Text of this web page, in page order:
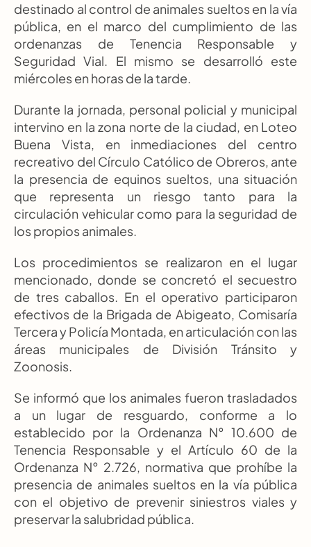
destinado al control de animales sueltos en la vía
pública, en el marco del cumplimiento de las
ordenanzas de Tenencia Responsable y
Seguridad Vial. El mismo se desarrolló este
miércoles en horas de la tarde.
Durante la jornada, personal policial y municipal
intervino en la zona norte de la ciudad, en Loteo
Buena Vista, en inmediaciones del centro
recreativo del Círculo Católico de Obreros, ante
la presencia de equinos sueltos, una situación
que representa un riesgo tanto para la
circulación vehicular como para la seguridad de
los propios animales.
Los procedimientos se realizaron en el lugar
mencionado, donde se concretó el secuestro
de tres caballos. En el operativo participaron
efectivos de la Brigada de Abigeato, Comisaría
Tercera y Policía Montada, en articulación con las
áreas municipales de División Tránsito y
Zoonosis.
Se informó que los animales fueron trasladados
a un lugar de resguardo, conforme a lo
establecido por la Ordenanza N° 10.600 de
Tenencia Responsable y el Artículo 60 de la
Ordenanza N° 2.726, normativa que prohíbe la
presencia de animales sueltos en la vía pública
con el objetivo de prevenir siniestros viales y
preservar la salubridad pública.